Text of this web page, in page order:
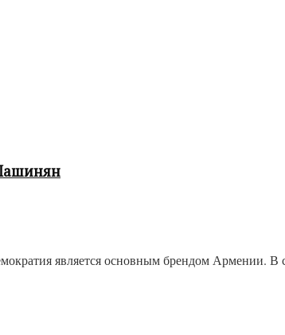
является основным брендом Армении.